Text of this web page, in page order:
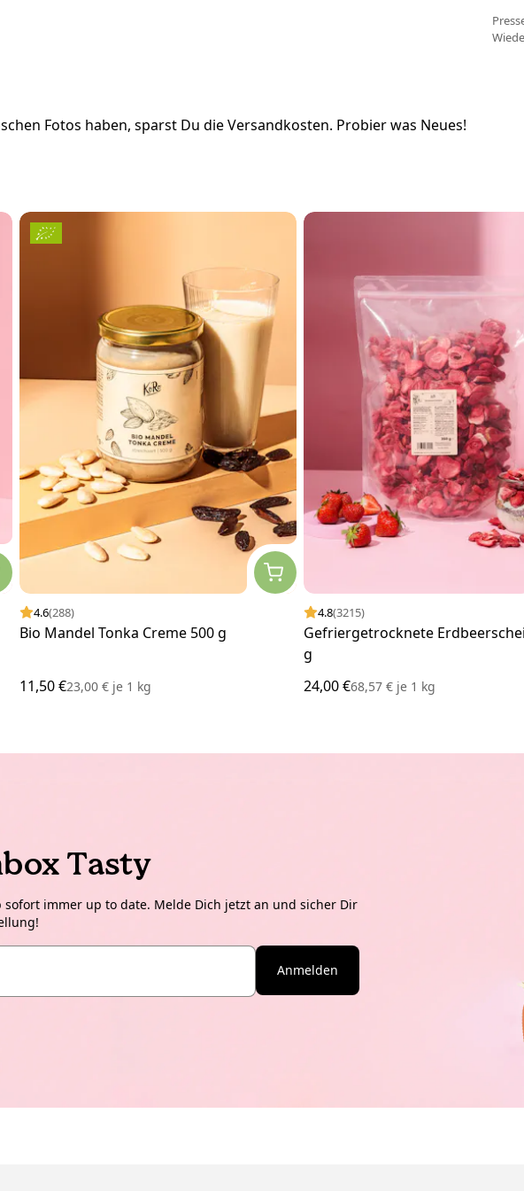
Fotos haben, sparst Du die Versandkosten. Probier was Neues!
4.6(288)
Bio Mandel Tonka Creme 500 g
11,50 €23,00 € je 1 kg
4.8(3215)
Gefriergetrocknete
g
24,00 €68,57 € je1 kg
Tasty
immer up to date. Melde Dich jetzt an und sicher Dir
Anmelden